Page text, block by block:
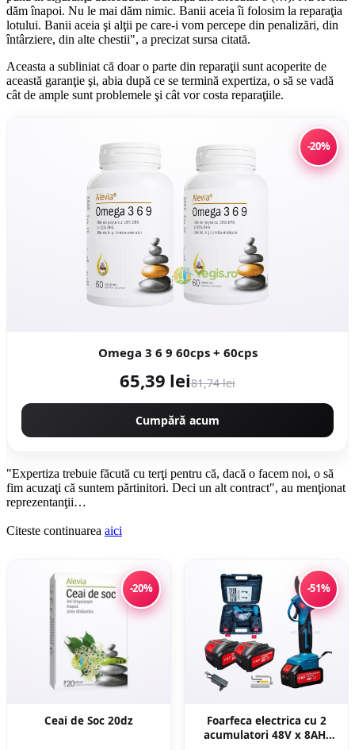
dăm înapoi. Nu le mai dăm nimic. Banii aceia îi folosim la reparaţia
lotului. Banii aceia şi alţii pe care-i vom percepe din penalizări, din
întârziere, din alte chestii", a precizat sursa citată.
Aceasta a subliniat că doar o parte din reparaţii sunt acoperite de
această garanţie şi, abia după ce se termină expertiza, o să se vadă
cât de ample sunt problemele şi cât vor costa reparaţiile.
-20%
Omega 3 6 9 60cps + 60cps
65,39 lei81,74 lei
Cumpără acum
"Expertiza trebuie făcută cu terţi pentru că, dacă o facem noi, o să
fim acuzaţi că suntem părtinitori. Deci un alt contract", au menţionat
reprezentanţii…
Citeste continuarea aici
-20%
Ceai de Soc 20dz
-51%
Foarfeca electrica cu 2
acumulatori 48V x 8AH,